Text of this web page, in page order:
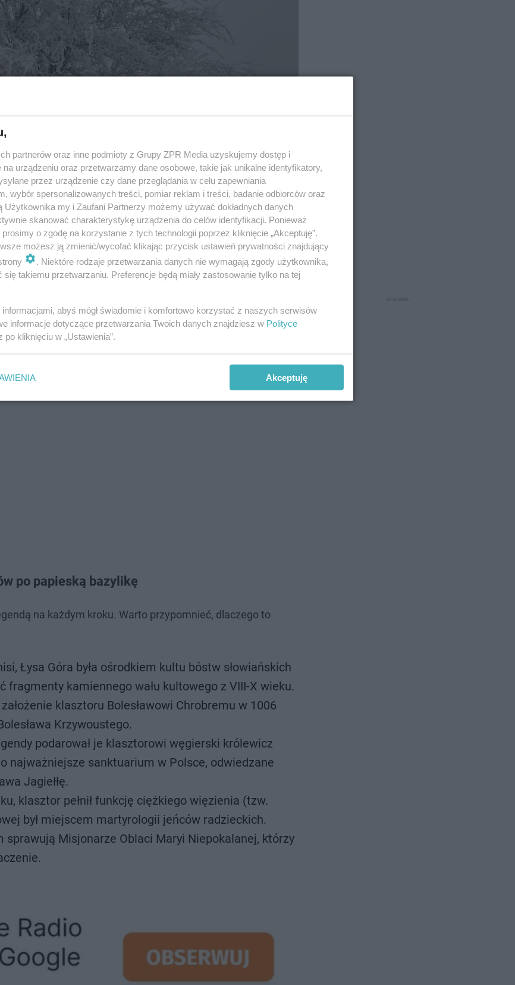
po papieską bazylikę
na każdym kroku. Warto przypomnieć, dlaczego to
Łysa Góra była ośrodkiem kultu bóstw słowiańskich
kamiennego wału kultowego z VIII-X wieku.
klasztoru Bolesławowi Chrobremu w 1006
Krzywoustego.
podarował je klasztorowi węgierski królewicz
najważniejsze sanktuarium w Polsce, odwiedzane
Jagiełłę.
klasztor pełnił funkcję ciężkiego więzienia (tzw.
był miejscem martyrologii jeńców radzieckich.
sprawują Misjonarze Oblaci Maryi Niepokalanej, którzy
partnerów oraz inne podmioty z Grupy ZPR Media uzyskujemy dostęp i
urządzeniu oraz przetwarzamy dane osobowe, takie jak unikalne identyfikatory,
przez urządzenie czy dane przeglądania w celu zapewniania
wybór spersonalizowanych treści, pomiar reklam i treści, badanie odbiorców oraz
Użytkownika my i Zaufani Partnerzy możemy używać dokładnych danych
skanować charakterystykę urządzenia do celów identyfikacji. Ponieważ
o zgodę na korzystanie z tych technologii poprzez kliknięcie „Akceptuję”.
możesz ją zmienić/wycofać klikając przycisk ustawień prywatności znajdujący
. Niektóre rodzaje przetwarzania danych nie wymagają zgody użytkownika,
takiemu przetwarzaniu. Preferencje będą miały zastosowanie tylko na tej
abyś mógł świadomie i komfortowo korzystać z naszych serwisów
informacje dotyczące przetwarzania Twoich danych znajdziesz w Polityce
po kliknięciu w „Ustawienia”.
Akceptuję